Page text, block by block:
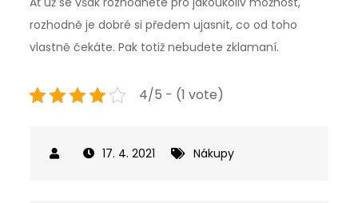
rozhodně je dobré si předem ujasnit, co od toho
vlastně čekáte. Pak totiž nebudete zklamaní.
4/5 - (1 vote)
17. 4. 2021 Nákupy